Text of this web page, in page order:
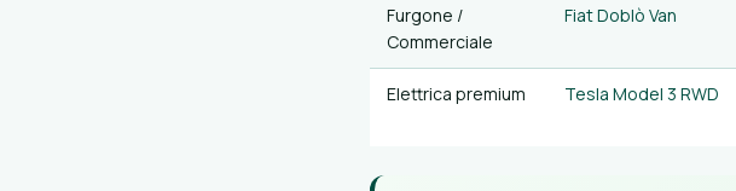
Furgone /
Commerciale
Fiat Doblò Van
Elettrica premium Tesla Model 3 RWD